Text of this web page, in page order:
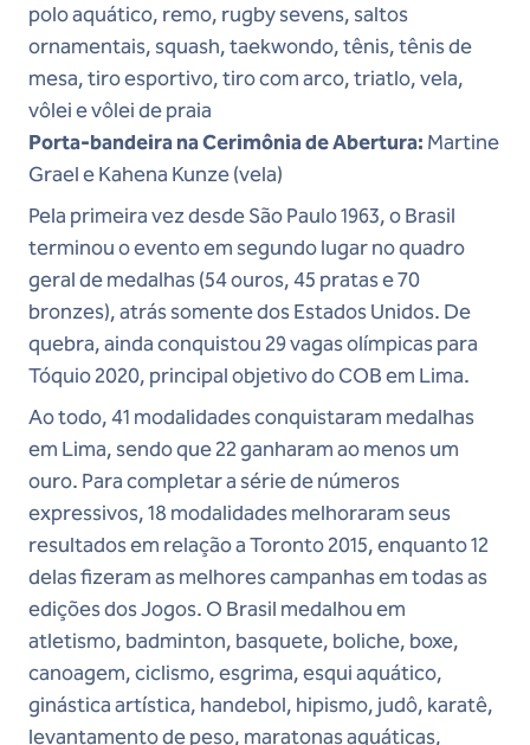
polo aquático, remo, rugby sevens, saltos
ornamentais, squash, taekwondo, tênis, tênis de
mesa, tiro esportivo, tiro com arco, triatlo, vela,
vôlei e vôlei de praia
Porta-bandeira na Cerimônia de Abertura: Martine
Grael e Kahena Kunze (vela)
Pela primeira vez desde São Paulo 1963, o Brasil
terminou o evento em segundo lugar no quadro
geral de medalhas (54 ouros, 45 pratas e 70
bronzes), atrás somente dos Estados Unidos. De
quebra, ainda conquistou 29 vagas olímpicas para
Tóquio 2020, principal objetivo do COB em Lima.
Ao todo, 41 modalidades conquistaram medalhas
em Lima, sendo que 22 ganharam ao menos um
ouro. Para completar a série de números
expressivos, 18 modalidades melhoraram seus
resultados em relação a Toronto 2015, enquanto 12
delas fizeram as melhores campanhas em todas as
edições dos Jogos. O Brasil medalhou em
atletismo, badminton, basquete, boliche, boxe,
canoagem, ciclismo, esgrima, esqui aquático,
ginástica artística, handebol, hipismo, judô, karatê,
levantamento de peso, maratonas aquáticas,